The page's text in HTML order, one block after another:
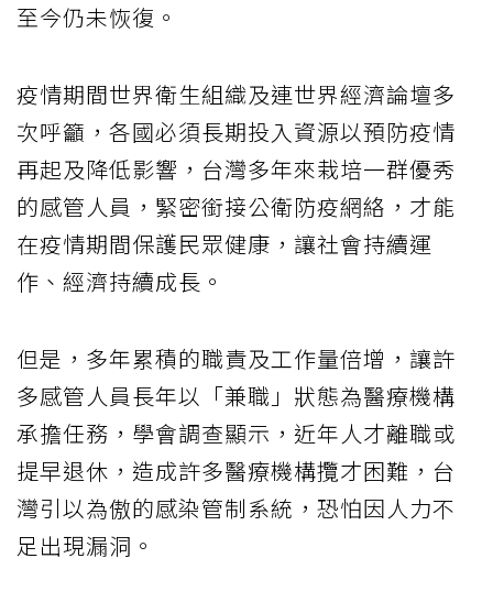
至今仍未恢復。
疫情期間世界衛生組織及連世界經濟論壇多
次呼籲，各國必須長期投入資源以預防疫情
再起及降低影響，台灣多年來栽培一群優秀
的感管人員，緊密銜接公衛防疫網絡，才能
在疫情期間保護民眾健康，讓社會持續運
作、經濟持續成長。
但是，多年累積的職責及工作量倍增，讓許
多感管人員長年以「兼職」狀態為醫療機構
承擔任務，學會調查顯示，近年人才離職或
提早退休，造成許多醫療機構攬才困難，台
灣引以為傲的感染管制系統，恐怕因人力不
足出現漏洞。